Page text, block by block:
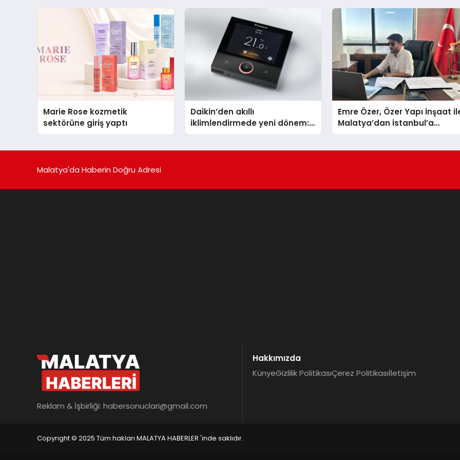
TSSA Düzenleyici Onaylarını
Aldı
Marie Rose kozmetik
sektörüne giriş yaptı
Daikin’den akıllı
iklimlendirmede yeni dönem:
Madoka Plus Türkiye’de
Emre Özer, Özer Yapı İnşaat
Malatya’dan İstanbul’a
Uzanan Başarı Hikâyesi
Malatya'da Haberin Doğru Adresi
Reklam & İşbirliği: habersonuclari@gmail.com
Hakkımızda
KünyeGizlilik PolitikasıÇerez Politikasıİletişim
Copyright © 2025 Tüm hakları MALATYA HABERLER 'inde saklıdır.